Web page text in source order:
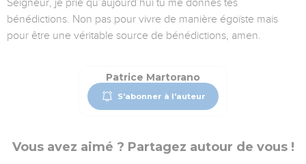
Seigneur, je prie qu’aujourd’hui tu me donnes tes
bénédictions. Non pas pour vivre de manière égoïste mais
pour être une véritable source de bénédictions, amen.
Patrice Martorano
S'abonner à l'auteur
Vous avez aimé ? Partagez autour de vous !